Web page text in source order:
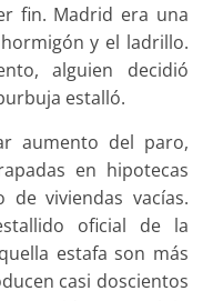
fin. Madrid era una
y el ladrillo.
alguien decidió
estalló.
aumento del paro,
en hipotecas
viviendas vacías.
oficial de la
estafa son más
casi doscientos